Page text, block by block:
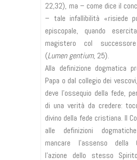
22,32), ma – come dice il
– tale infallibilità «risiede
episcopale, quando
magistero col
(Lumen gentium, 25).
Alla definizione dogmatica
Papa o dal collegio dei
deve l’ossequio della fede,
di una verità da credere:
divino della fede cristiana. Il
alle definizioni
mancare l’assenso della
l’azione dello stesso